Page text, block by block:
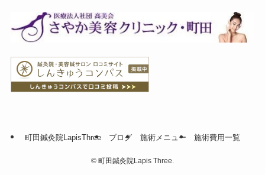
町田鍼灸院LapisThree ブログ 施術メニュー 施術費用一覧
© 町田鍼灸院Lapis Three.